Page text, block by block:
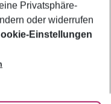
Privatsphäre-
oder widerrufen
Einstellungen